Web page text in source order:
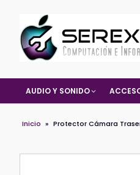
AUDIO Y SONIDO
Inicio » Protector Cámara